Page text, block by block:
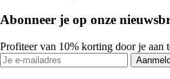
Abonneer je op onze
Profiteer van 10% korting door je aan